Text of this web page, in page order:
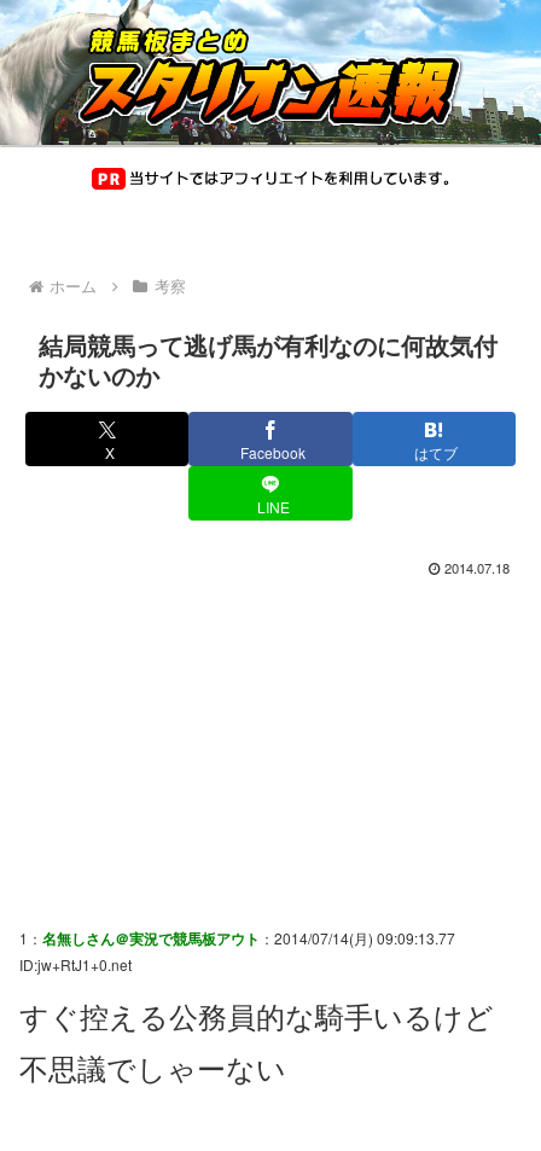
ホーム 考察
結局競馬って逃げ馬が有利なのに何故気付
かないのか
X Facebook はてブ
LINE
2014.07.18
1： 名無しさん＠実況で競馬板アウト ：2014/07/14(月) 09:09:13.77
ID:jw+RtJ1+0.net
すぐ控える公務員的な騎手いるけど
不思議でしゃーない